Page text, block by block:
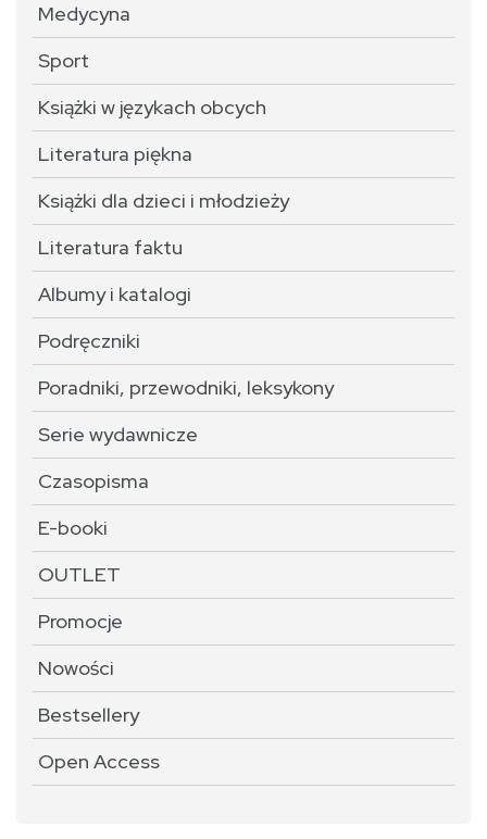
Medycyna
Sport
Książki w językach obcych
Literatura piękna
Książki dla dzieci i młodzieży
Literatura faktu
Albumy i katalogi
Podręczniki
Poradniki, przewodniki, leksykony
Serie wydawnicze
Czasopisma
E-booki
OUTLET
Promocje
Nowości
Bestsellery
Open Access